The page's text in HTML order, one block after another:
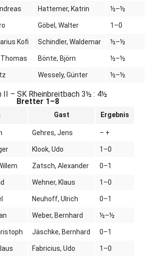
Hattemer, Katrin ½–½
Göbel, Walter 1–0
Kofi Schindler, Waldemar ½–½
Thomas Bönte, Björn ½–½
Wessely, Günter ½–½
II – SK Rheinbreitbach 3½ : 4½
Bretter 1–8
Gast Ergebnis
Gehres, Jens – +
Klook, Udo 1–0
Zatsch, Alexander 0–1
Wehner, Klaus 1–0
Neuhoff, Ulrich 0–1
Weber, Bernhard ½–½
Jäschke, Bernhard 0–1
Fabricius, Udo 1–0